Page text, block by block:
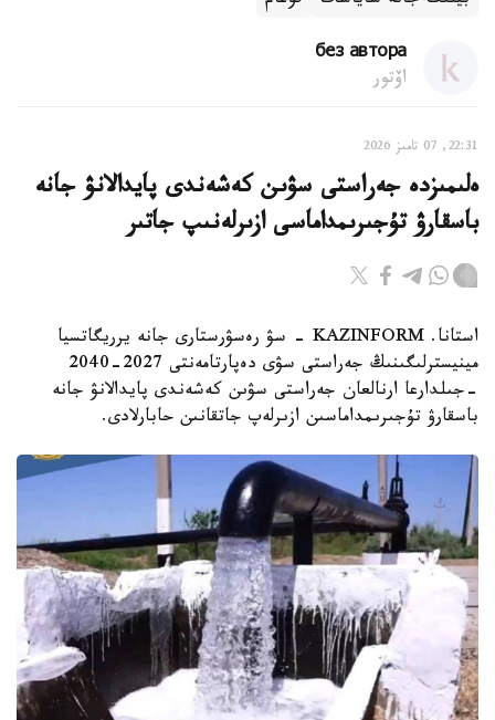
без автора
اۆتور
22:31, 07 تامىز 2026
ەلىمىزدە جەراستى سۋىن كەشەندى پايدالانۋ جانە
باسقارۋ تۇجىرىمداماسى ازىرلەنىپ جاتىر
استانا. KAZINFORM - سۋ رەسۋرستارى جانە يرريگاتسيا
مينيسترلىگىنىڭ جەراستى سۋى دەپارتامەنتى 2027-2040
-جىلدارعا ارنالعان جەراستى سۋىن كەشەندى پايدالانۋ جانە
باسقارۋ تۇجىرىمداماسىن ازىرلەپ جاتقانىن حابارلادى.